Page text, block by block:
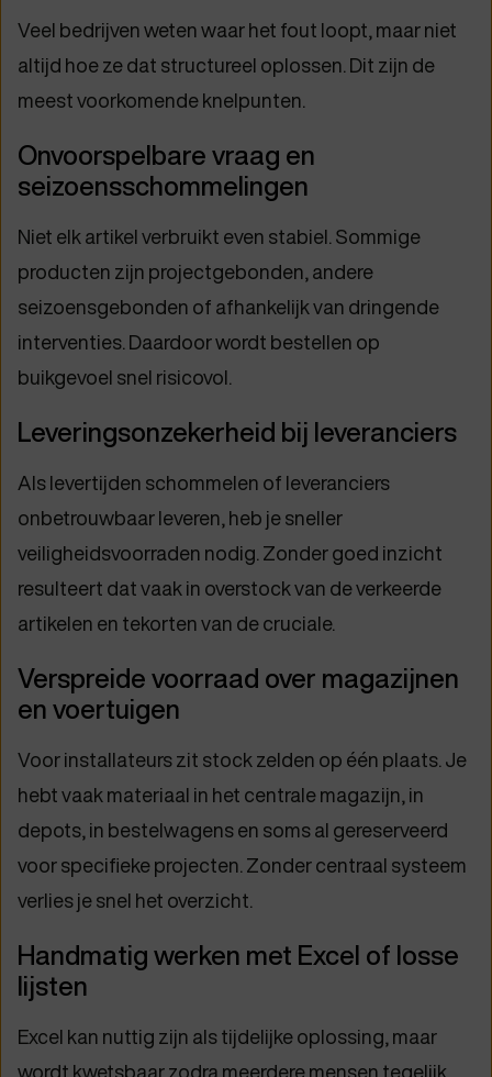
Veel bedrijven weten waar het fout loopt, maar niet
altijd hoe ze dat structureel oplossen. Dit zijn de
meest voorkomende knelpunten.
Onvoorspelbare vraag en
seizoensschommelingen
Niet elk artikel verbruikt even stabiel. Sommige
producten zijn projectgebonden, andere
seizoensgebonden of afhankelijk van dringende
interventies. Daardoor wordt bestellen op
buikgevoel snel risicovol.
Leveringsonzekerheid bij leveranciers
Als levertijden schommelen of leveranciers
onbetrouwbaar leveren, heb je sneller
veiligheidsvoorraden nodig. Zonder goed inzicht
resulteert dat vaak in overstock van de verkeerde
artikelen en tekorten van de cruciale.
Verspreide voorraad over magazijnen
en voertuigen
Voor installateurs zit stock zelden op één plaats. Je
hebt vaak materiaal in het centrale magazijn, in
depots, in bestelwagens en soms al gereserveerd
voor specifieke projecten. Zonder centraal systeem
verlies je snel het overzicht.
Handmatig werken met Excel of losse
lijsten
Excel kan nuttig zijn als tijdelijke oplossing, maar